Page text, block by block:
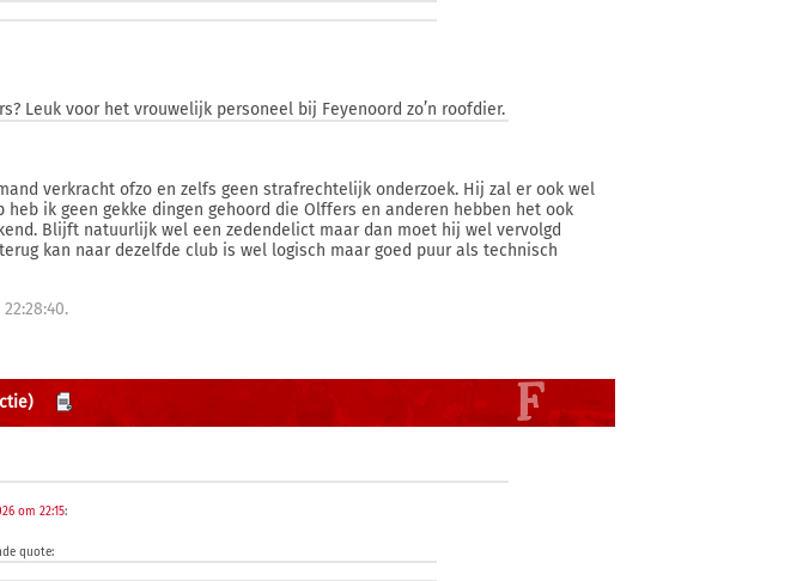
Leuk voor het vrouwelijk personeel bij Feyenoord zo’n roofdier.
verkracht ofzo en zelfs geen strafrechtelijk onderzoek. Hij zal er ook wel
ik geen gekke dingen gehoord die Olffers en anderen hebben het ook
Blijft natuurlijk wel een zedendelict maar dan moet hij wel vervolgd
kan naar dezelfde club is wel logisch maar goed puur als technisch
om 22:15:
quote: